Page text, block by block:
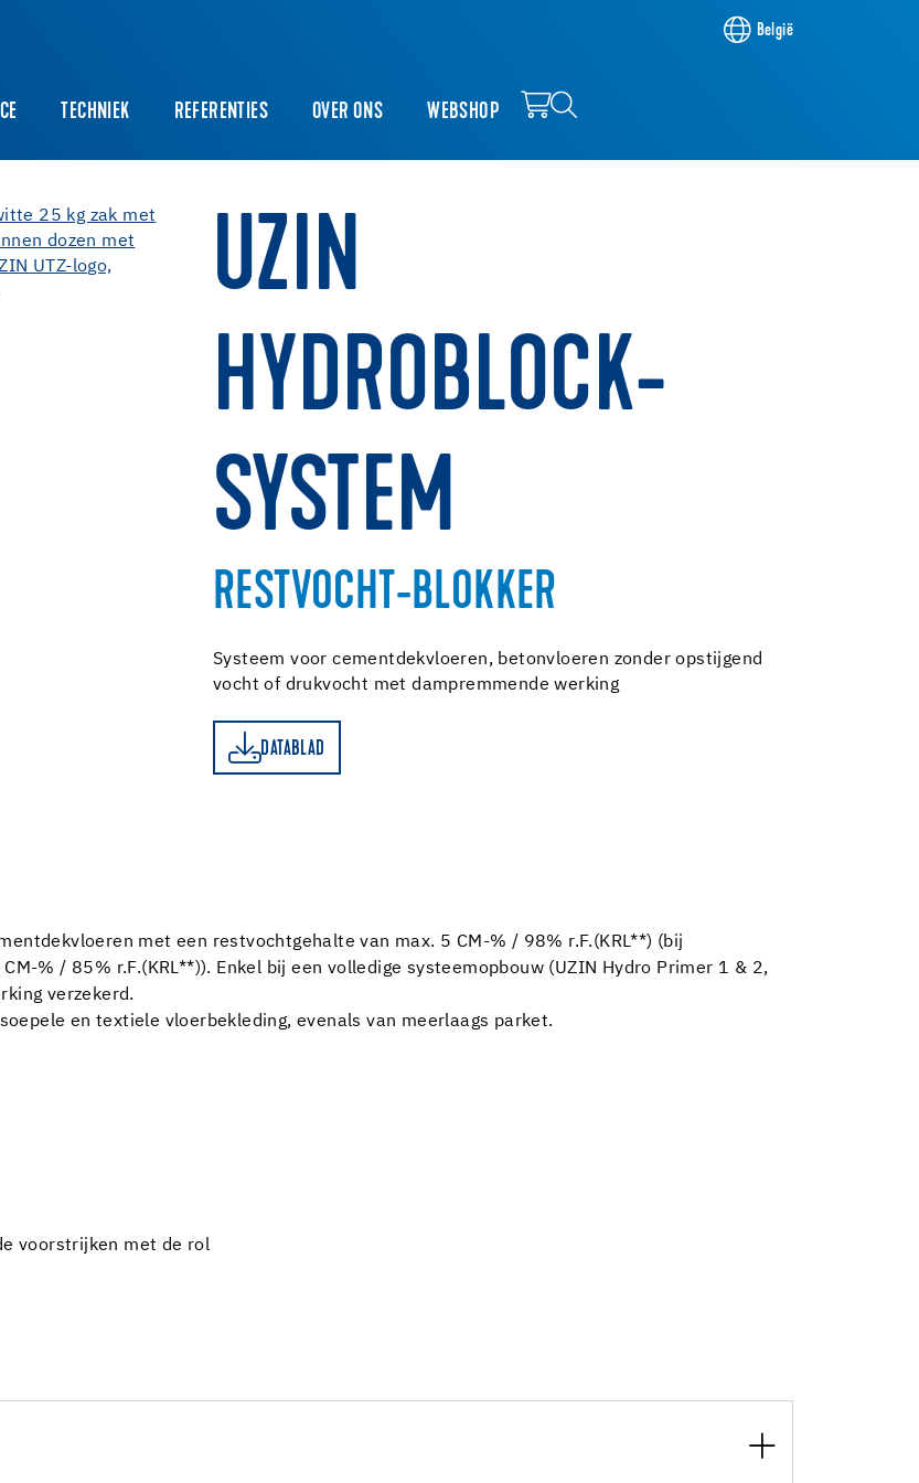
België
TECHNIEK REFERENTIES OVER ONS WEBSHOP
UZIN
HYDROBLOCK-
SYSTEM
RESTVOCHT-BLOKKER
Systeem voor cementdekvloeren, betonvloeren zonder opstijgend
vocht of drukvocht met dampremmende werking
DATABLAD
met een restvochtgehalte van max. 5 CM-% / 98% r.F.(KRL**) (bij
% / 85% r.F.(KRL**)). Enkel bij een volledige systeemopbouw (UZIN Hydro Primer 1 & 2,
verzekerd.
en textiele vloerbekleding, evenals van meerlaags parket.
voorstrijken met de rol